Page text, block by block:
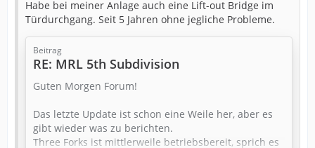
Habe bei meiner Anlage auch eine Lift-out Bridge im
Türdurchgang. Seit 5 Jahren ohne jegliche Probleme.
Beitrag
RE: MRL 5th Subdivision
Guten Morgen Forum!
Das letzte Update ist schon eine Weile her, aber es
gibt wieder was zu berichten.
Three Forks ist mittlerweile betriebsbereit, sprich es